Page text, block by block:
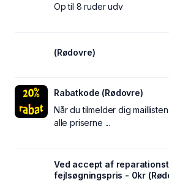
Op til 8 ruder udv
(Rødovre)
Rabatkode (Rødovre)
Når du tilmelder dig
alle priserne ...
Ved accept af
fejlsøgningspris - 0kr